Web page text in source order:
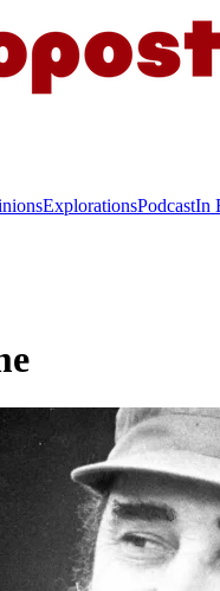
ExplorationsPodcastIn